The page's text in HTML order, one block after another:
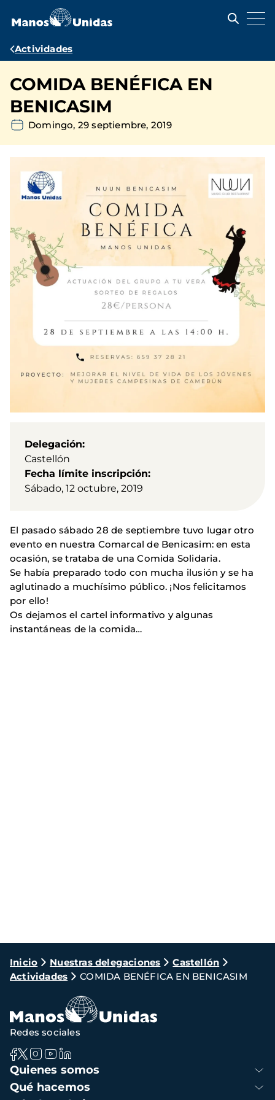
contenido
Ruta
navegación
Actividades
COMIDA BENÉFICA EN
BENICASIM
Domingo, 29 septiembre, 2019
Delegación
Castellón
Fecha límite inscripción
Sábado, 12 octubre, 2019
El pasado sábado 28 de septiembre tuvo lugar otro
evento en nuestra Comarcal de Benicasim: en esta
ocasión, se trataba de una Comida Solidaria.
Se había preparado todo con mucha ilusión y se ha
aglutinado a muchísimo público. ¡Nos felicitamos
por ello!
Os dejamos el cartel informativo y algunas
instantáneas de la comida…
Ruta
de
navegación
Inicio Nuestras delegaciones
Castellón
Actividades
COMIDA BENÉFICA EN BENICASIM
Navegación
principal
Quienes somos
Qué hacemos
Redes sociales